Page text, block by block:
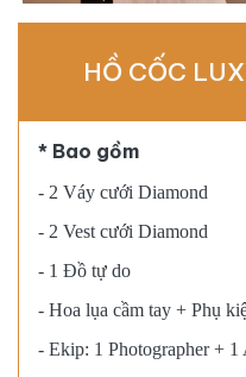
HỒ CỐC
* Bao gồm
- 2 Váy cưới Diamond
- 2 Vest cưới Diamond
- 1 Đồ tự do
- Hoa lụa cầm tay + Phụ
- Ekip: 1 Photographer +